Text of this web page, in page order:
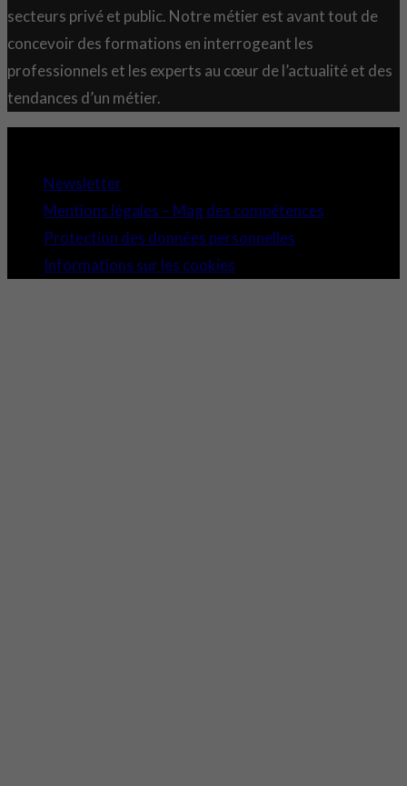
secteurs privé et public. Notre métier est avant tout de
concevoir des formations en interrogeant les
professionnels et les experts au cœur de l’actualité et des
tendances d’un métier.
Newsletter
Mentions légales – Mag des compétences
Protection des données personnelles
Informations sur les cookies